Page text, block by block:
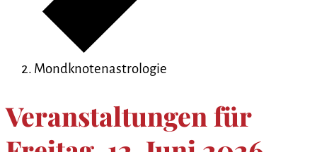
Mondknotenastrologie
Veranstaltungen für